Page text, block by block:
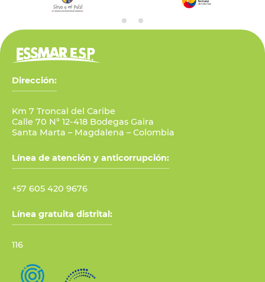
Dirección:
Km 7 Troncal del Caribe
Calle 70 N° 12-418 Bodegas Gaira
Santa Marta – Magdalena – Colombia
Línea de atención y anticorrupción:
+57 605 420 9676
Línea gratuita distrital:
116